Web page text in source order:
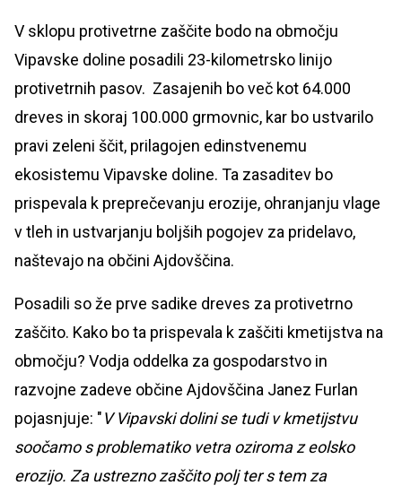
V sklopu protivetrne zaščite bodo na območju
Vipavske doline posadili 23-kilometrsko linijo
protivetrnih pasov. Zasajenih bo več kot 64.000
dreves in skoraj 100.000 grmovnic, kar bo ustvarilo
pravi zeleni ščit, prilagojen edinstvenemu
ekosistemu Vipavske doline. Ta zasaditev bo
prispevala k preprečevanju erozije, ohranjanju vlage
v tleh in ustvarjanju boljših pogojev za pridelavo,
naštevajo na občini Ajdovščina.
Posadili so že prve sadike dreves za protivetrno
zaščito. Kako bo ta prispevala k zaščiti kmetijstva na
območju? Vodja oddelka za gospodarstvo in
razvojne zadeve občine Ajdovščina Janez Furlan
pojasnjuje: "V Vipavski dolini se tudi v kmetijstvu
soočamo s problematiko vetra oziroma z eolsko
erozijo. Za ustrezno zaščito polj ter s tem za